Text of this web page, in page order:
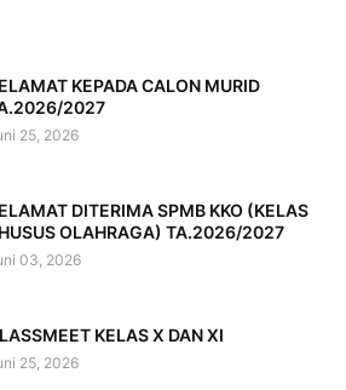
KEPADA CALON MURID
2027
25, 2026
DITERIMA SPMB KKO (KELAS
OLAHRAGA) TA.2026/2027
03, 2026
KELAS X DAN XI
25, 2026